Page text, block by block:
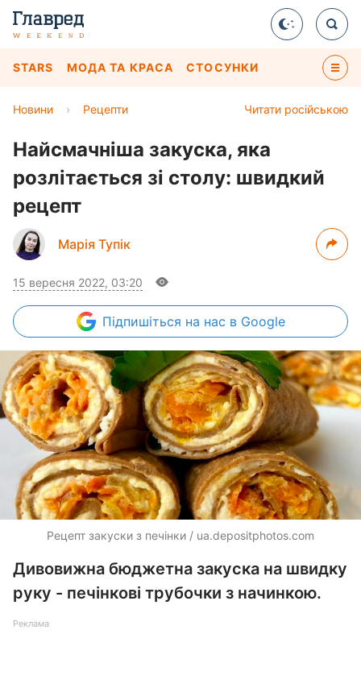
STARS МОДА ТА КРАСА СТОСУНКИ
Читати російською
Новини › Рецепти
Найсмачніша закуска, яка
розлітається зі столу: швидкий
рецепт
Марія Тупік
15 вересня 2022, 03:20
Підпишіться на нас в Google
Рецепт закуски з печінки / ua.depositphotos.com
Дивовижна бюджетна закуска на швидку
руку - печінкові трубочки з начинкою.
Реклама